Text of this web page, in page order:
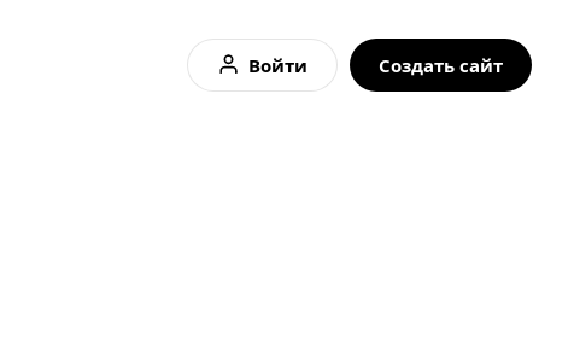
Войти Создать сайт